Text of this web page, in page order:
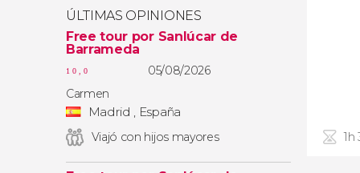
ÚLTIMAS OPINIONES
Free tour por Sanlúcar de
Barrameda
10,0
05/08/2026
Carmen
Madrid , España
Viajó con hijos mayores 1h